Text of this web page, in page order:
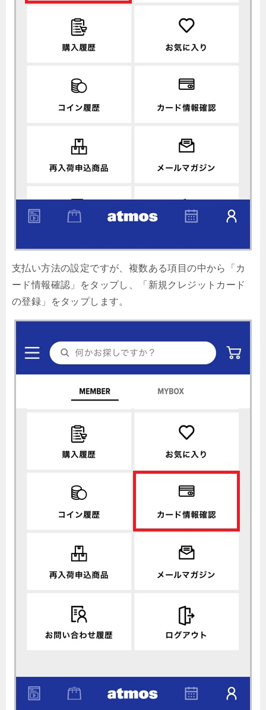
支払い方法の設定ですが、複数ある項目の中から「カ
ード情報確認」をタップし、「新規クレジットカード
の登録」をタップします。